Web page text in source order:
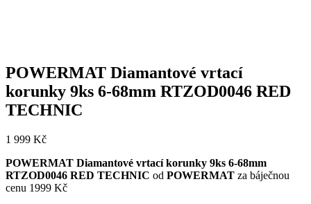
POWERMAT Diamantové vrtací
korunky 9ks 6-68mm RTZOD0046 RED
TECHNIC
1 999 Kč
POWERMAT Diamantové vrtací korunky 9ks 6-68mm
RTZOD0046 RED TECHNIC od POWERMAT za báječnou
cenu 1999 Kč